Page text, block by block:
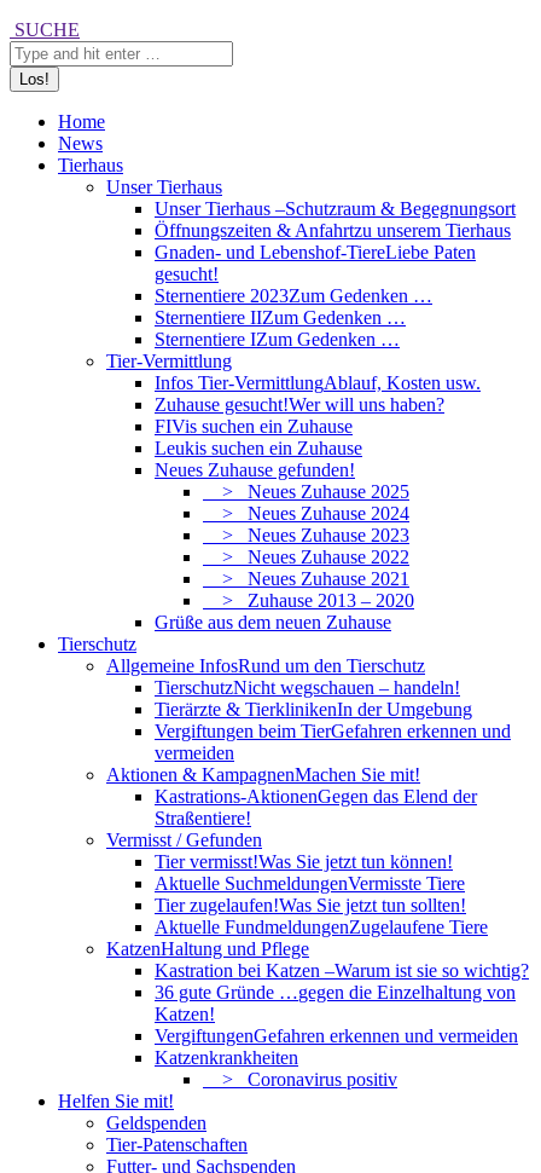
Search:
SUCHE
Home
News
Tierhaus
Unser Tierhaus
Unser Tierhaus –Schutzraum & Begegnungsort
Öffnungszeiten & Anfahrtzu unserem Tierhaus
Gnaden- und Lebenshof-TiereLiebe Paten
gesucht!
Sternentiere 2023Zum Gedenken …
Sternentiere IIZum Gedenken …
Sternentiere IZum Gedenken …
Tier-Vermittlung
Infos Tier-VermittlungAblauf, Kosten usw.
Zuhause gesucht!Wer will uns haben?
FIVis suchen ein Zuhause
Leukis suchen ein Zuhause
Neues Zuhause gefunden!
> Neues Zuhause 2025
> Neues Zuhause 2024
> Neues Zuhause 2023
> Neues Zuhause 2022
> Neues Zuhause 2021
> Zuhause 2013 – 2020
Grüße aus dem neuen Zuhause
Tierschutz
Allgemeine InfosRund um den Tierschutz
TierschutzNicht wegschauen – handeln!
Tierärzte & TierklinikenIn der Umgebung
Vergiftungen beim TierGefahren erkennen und
vermeiden
Aktionen & KampagnenMachen Sie mit!
Kastrations-AktionenGegen das Elend der
Straßentiere!
Vermisst / Gefunden
Tier vermisst!Was Sie jetzt tun können!
Aktuelle SuchmeldungenVermisste Tiere
Tier zugelaufen!Was Sie jetzt tun sollten!
Aktuelle FundmeldungenZugelaufene Tiere
KatzenHaltung und Pflege
Kastration bei Katzen –Warum ist sie so wichtig?
36 gute Gründe …gegen die Einzelhaltung von
Katzen!
VergiftungenGefahren erkennen und vermeiden
Katzenkrankheiten
> Coronavirus positiv
Helfen Sie mit!
Geldspenden
Tier-Patenschaften
Futter- und Sachspenden